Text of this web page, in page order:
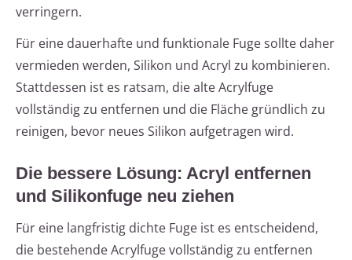
verringern.
Für eine dauerhafte und funktionale Fuge sollte daher
vermieden werden, Silikon und Acryl zu kombinieren.
Stattdessen ist es ratsam, die alte Acrylfuge
vollständig zu entfernen und die Fläche gründlich zu
reinigen, bevor neues Silikon aufgetragen wird.
Die bessere Lösung: Acryl entfernen
und Silikonfuge neu ziehen
Für eine langfristig dichte Fuge ist es entscheidend,
die bestehende Acrylfuge vollständig zu entfernen